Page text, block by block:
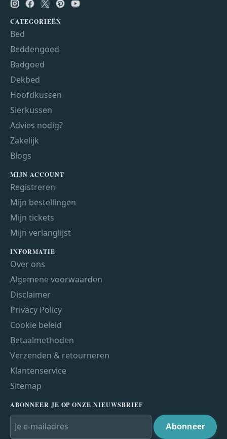
CATEGORIEËN
Bed
Beddengoed
Badgoed
Dekbed
Hoofdkussen
Sierkussen
Advies nodig?
Zakelijk
Blogs
MIJN ACCOUNT
Registreren
Mijn bestellingen
Mijn tickets
Mijn verlanglijst
INFORMATIE
Over ons
Algemene voorwaarden
Disclaimer
Privacy Policy
Cookie beleid
Betaalmethoden
Verzenden & retourneren
Klantenservice
Sitemap
ABONNEER JE OP ONZE NIEUWSBRIEF
Abonneer